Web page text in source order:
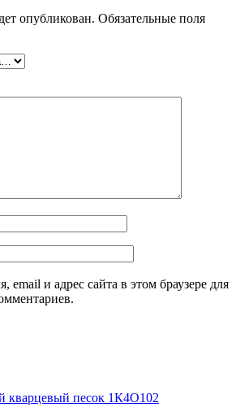
опубликован. Обязательные поля
email и адрес сайта в этом браузере для